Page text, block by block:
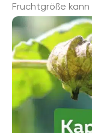
Fruchtgröße
Deutschland